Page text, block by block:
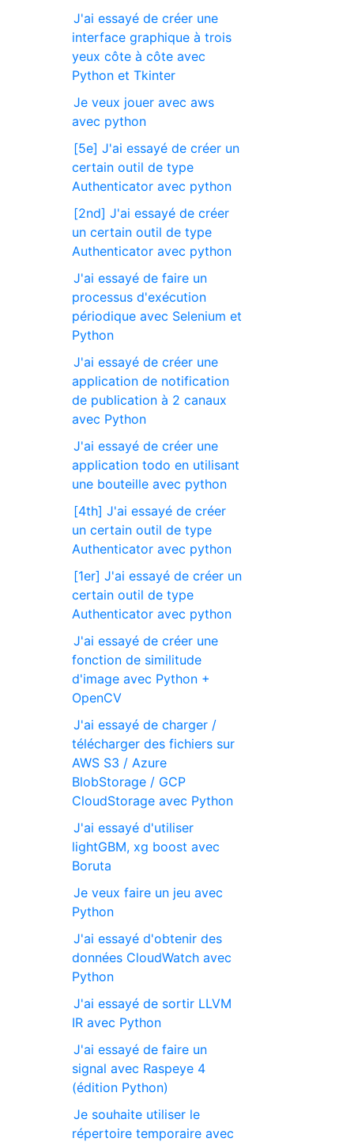
J'ai essayé de créer une
interface graphique à trois
yeux côte à côte avec
Python et Tkinter
Je veux jouer avec aws
avec python
[5e] J'ai essayé de créer un
certain outil de type
Authenticator avec python
[2nd] J'ai essayé de créer
un certain outil de type
Authenticator avec python
J'ai essayé de faire un
processus d'exécution
périodique avec Selenium et
Python
J'ai essayé de créer une
application de notification
de publication à 2 canaux
avec Python
J'ai essayé de créer une
application todo en utilisant
une bouteille avec python
[4th] J'ai essayé de créer
un certain outil de type
Authenticator avec python
[1er] J'ai essayé de créer un
certain outil de type
Authenticator avec python
J'ai essayé de créer une
fonction de similitude
d'image avec Python +
OpenCV
J'ai essayé de charger /
télécharger des fichiers sur
AWS S3 / Azure
BlobStorage / GCP
CloudStorage avec Python
J'ai essayé d'utiliser
lightGBM, xg boost avec
Boruta
Je veux faire un jeu avec
Python
J'ai essayé d'obtenir des
données CloudWatch avec
Python
J'ai essayé de sortir LLVM
IR avec Python
J'ai essayé de faire un
signal avec Raspeye 4
(édition Python)
Je souhaite utiliser le
répertoire temporaire avec